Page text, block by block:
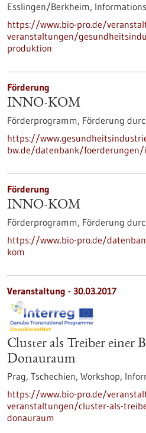
Esslingen/Berkheim,
https://www.bio-pro.de/
veranstaltungen/
produktion
Förderung
INNO-KOM
Förderprogramm, Förderung
https://
bw.de/datenbank/foerderungen/
Förderung
INNO-KOM
Förderprogramm, Förderung
https://www.bio-pro.de/
kom
Veranstaltung - 30.03.2017
Cluster als Treiber einer
Donauraum
Prag, Tschechien, Workshop,
https://www.bio-pro.de/
veranstaltungen/cluster-als-
donauraum